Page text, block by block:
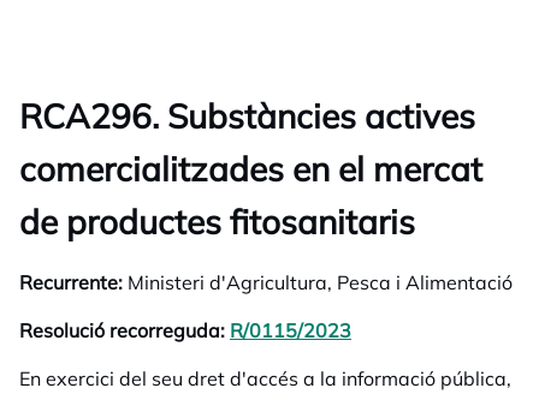
RCA296. Substàncies actives
comercialitzades en el mercat
de productes fitosanitaris
Recurrente: Ministeri d'Agricultura, Pesca i Alimentació
Resolució recorreguda: R/0115/2023
En exercici del seu dret d'accés a la informació pública,